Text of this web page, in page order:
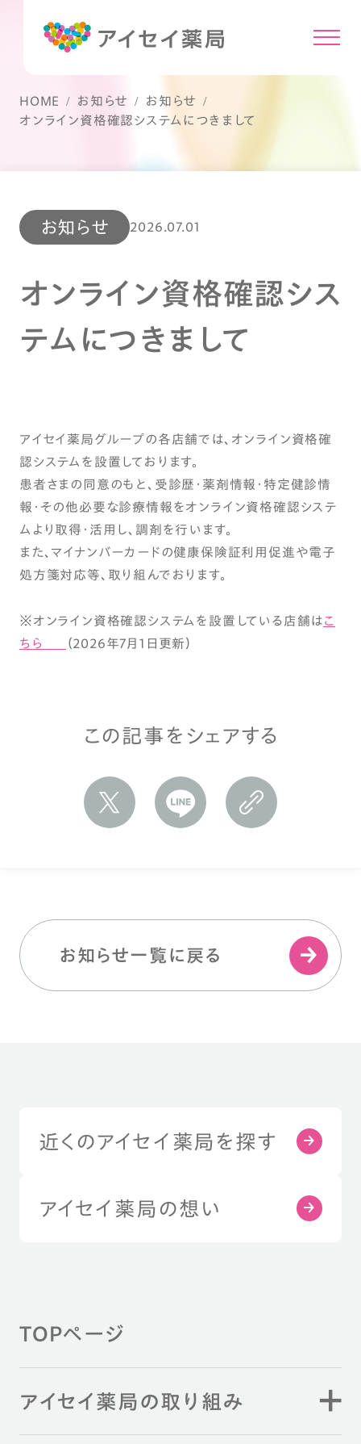
HOME お知らせ
お知らせ
オンライン資格確認システムにつきまして
お知らせ 2026.07.01
オンライン資格確認シス
テムにつきまして
アイセイ薬局グループの各店舗では、オンライン資格確
認システムを設置しております。
患者さまの同意のもと、受診歴・薬剤情報・特定健診情
報・その他必要な診療情報をオンライン資格確認システ
ムより取得・活用し、調剤を行います。
また、マイナンバーカードの健康保険証利用促進や電子
処方箋対応等、取り組んでおります。
※オンライン資格確認システムを設置している店舗はこ
ちら
（2026年7月1日更新）
この記事をシェアする
お知らせ一覧に戻る
近くのアイセイ薬局を探す
アイセイ薬局の想い
TOPページ
アイセイ薬局の取り組み